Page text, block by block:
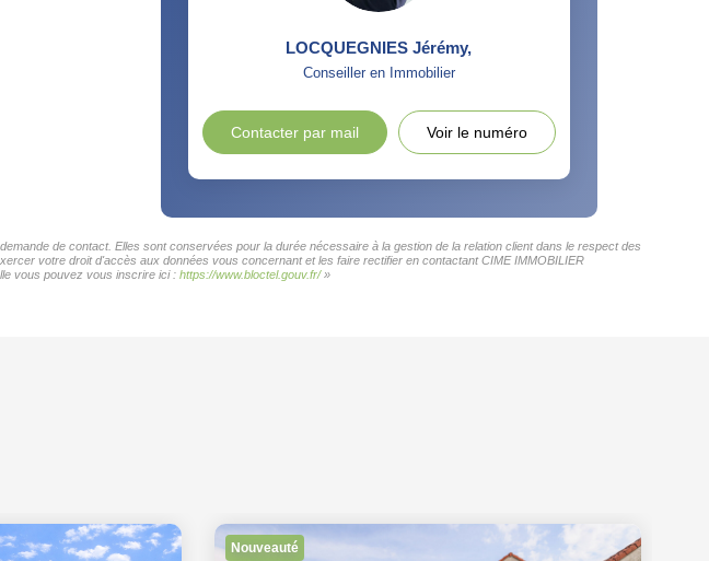
LOCQUEGNIES Jérémy,
Conseiller en Immobilier
Contacter par mail Voir le numéro
de contact. Elles sont conservées pour la durée nécessaire à la gestion de la relation client dans le respect des
votre droit d'accès aux données vous concernant et les faire rectifier en contactant CIME IMMOBILIER
vous pouvez vous inscrire ici : https://www.bloctel.gouv.fr/»
Nouveauté